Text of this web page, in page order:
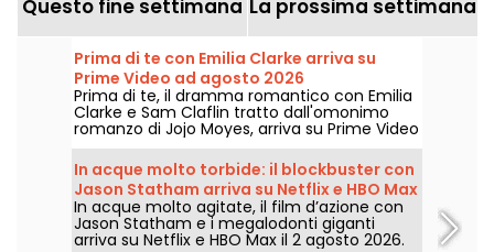
Questo fine settimana La prossima settimana
Prima di te con Emilia Clarke arriva su
Prime Video ad agosto 2026
Prima di te, il dramma romantico con Emilia
Clarke e Sam Claflin tratto dall'omonimo
romanzo di Jojo Moyes, arriva su Prime Video
il 1° agosto 2026.
In acque molto torbide: il blockbuster con
Jason Statham arriva su Netflix e HBO Max
In acque molto agitate, il film d’azione con
Jason Statham e i megalodonti giganti
arriva su Netflix e HBO Max il 2 agosto 2026.